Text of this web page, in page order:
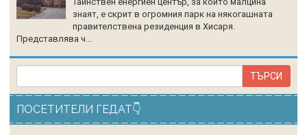
знаят, е скрит в огромния парк на някогашната
правителствена резиденция в Хисаря.
Представлява ч...
ПОСЕТИТЕЛИ ГЕДАТ👇